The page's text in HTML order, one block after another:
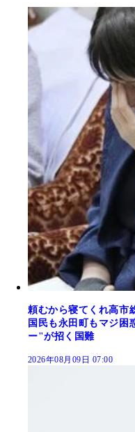
頼むから寝てくれ高
国民も永田町もマジ
ー"が招く国難
2026年08月09日 07:00